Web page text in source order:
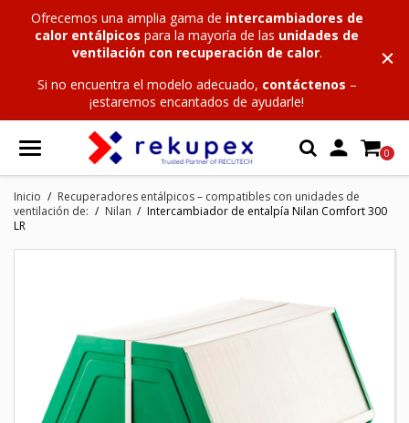
Ofrecemos una amplia gama de intercambiadores de
calor entálpicos para la mayoría de las unidades de
ventilación con recuperación de calor.
Si no encuentra el modelo adecuado, contáctenos –
¡estaremos encantados de ayudarle!
 0
Inicio
Recuperadores entálpicos – compatibles con unidades de
ventilación de:
Nilan
Intercambiador de entalpía Nilan Comfort 300
LR